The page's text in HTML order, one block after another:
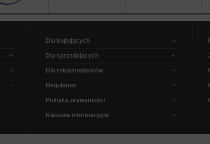
Dla kupujących
Dla sprzedających
Dla reklamodawców
Regulamin
Polityka prywatności
Klauzula informacyjna